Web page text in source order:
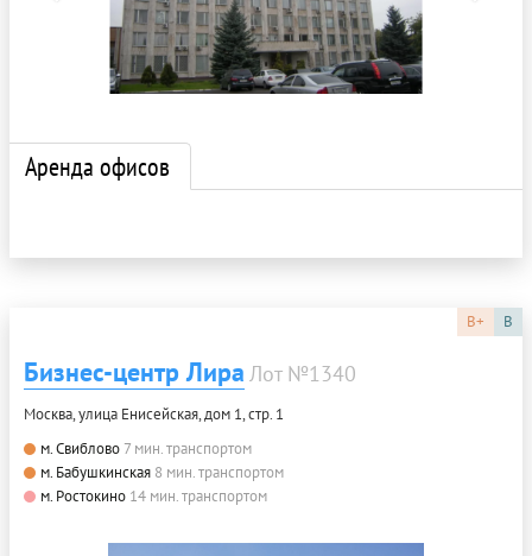
Аренда офисов
B+ B
Бизнес-центр Лира Лот №1340
Москва, улица Енисейская, дом 1, стр. 1
м. Свиблово 7 мин. транспортом
м. Бабушкинская 8 мин. транспортом
м. Ростокино 14 мин. транспортом